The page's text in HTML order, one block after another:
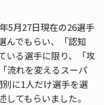
5月27日現在の26選手
んでもらい、「認知
いる選手に限り、「攻
流れを変えるスーパ
に1人だけ選手を選
てもらいました。